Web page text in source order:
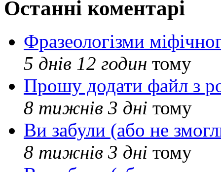
Останні коментарі
Фразеологізми
5 днів 12 годин тому
Прошу додати файл з
8 тижнів 3 дні тому
Ви забули (або не
8 тижнів 3 дні тому